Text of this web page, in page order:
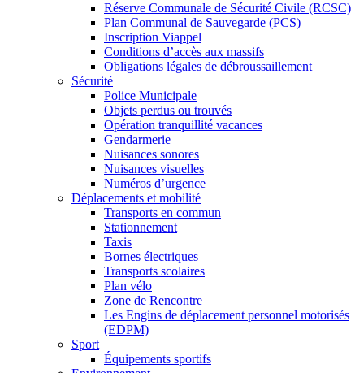
Réserve Communale de Sécurité Civile (RCSC)
Plan Communal de Sauvegarde (PCS)
Inscription Viappel
Conditions d’accès aux massifs
Obligations légales de débroussaillement
Sécurité
Police Municipale
Objets perdus ou trouvés
Opération tranquillité vacances
Gendarmerie
Nuisances sonores
Nuisances visuelles
Numéros d’urgence
Déplacements et mobilité
Transports en commun
Stationnement
Taxis
Bornes électriques
Transports scolaires
Plan vélo
Zone de Rencontre
Les Engins de déplacement personnel motorisés
(EDPM)
Sport
Équipements sportifs